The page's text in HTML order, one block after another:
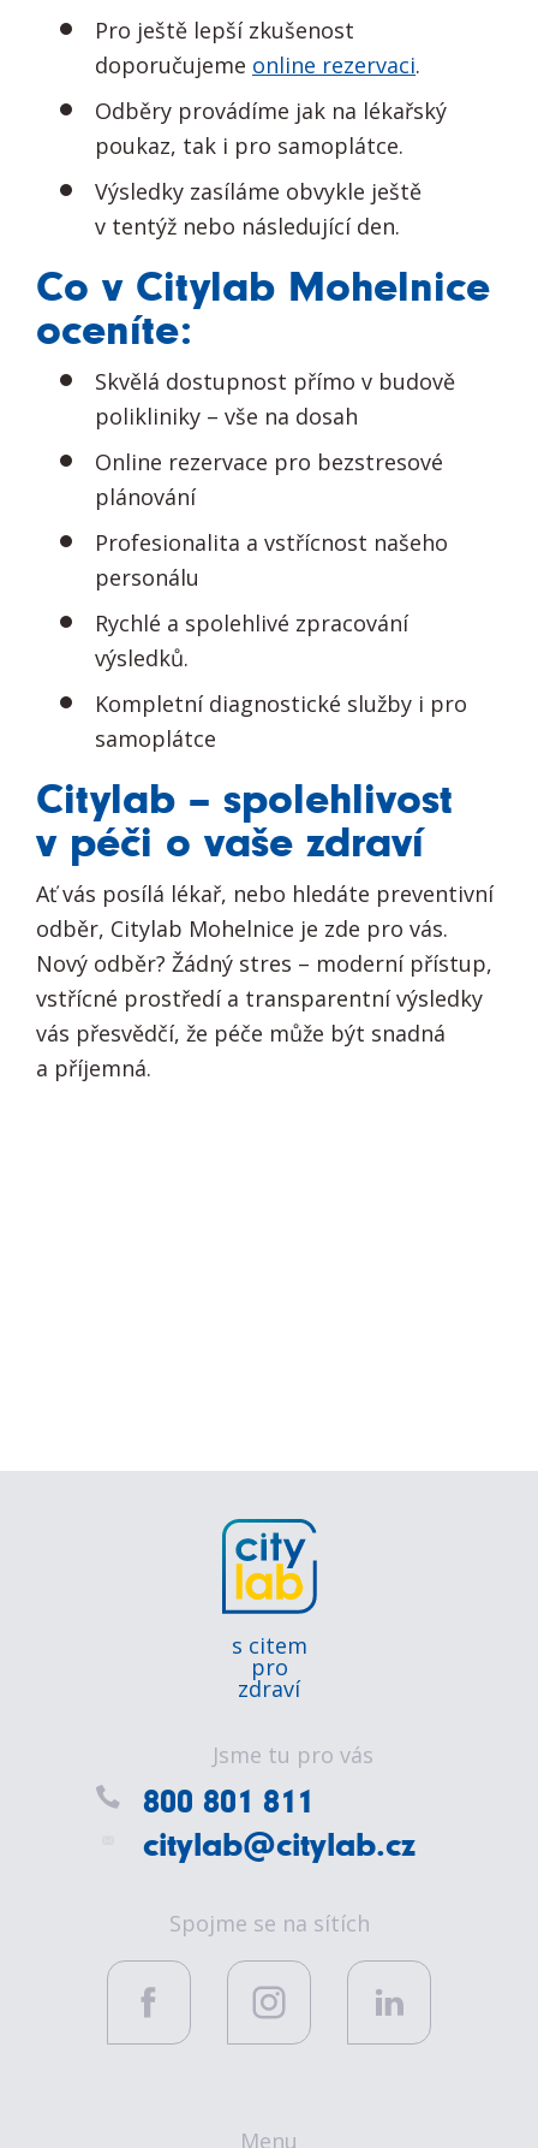
Pro ještě lepší zkušenost
doporučujeme online rezervaci.
Odběry provádíme jak na lékařský
poukaz, tak i pro samoplátce.
Výsledky zasíláme obvykle ještě
v tentýž nebo následující den.
Co v Citylab Mohelnice
oceníte:
Skvělá dostupnost přímo v budově
polikliniky – vše na dosah
Online rezervace pro bezstresové
plánování
Profesionalita a vstřícnost našeho
personálu
Rychlé a spolehlivé zpracování
výsledků.
Kompletní diagnostické služby i pro
samoplátce
Citylab – spolehlivost
v péči o vaše zdraví
Ať vás posílá lékař, nebo hledáte preventivní
odběr, Citylab Mohelnice je zde pro vás.
Nový odběr? Žádný stres – moderní přístup,
vstřícné prostředí a transparentní výsledky
vás přesvědčí, že péče může být snadná
a příjemná.
s citem
pro
zdraví
Jsme tu pro vás
800 801 811
citylab@citylab.cz
Spojme se na sítích
Menu